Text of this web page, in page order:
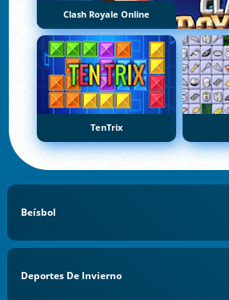
Clash Royale Online
TenTrix
Beísbol
Deportes De Invierno